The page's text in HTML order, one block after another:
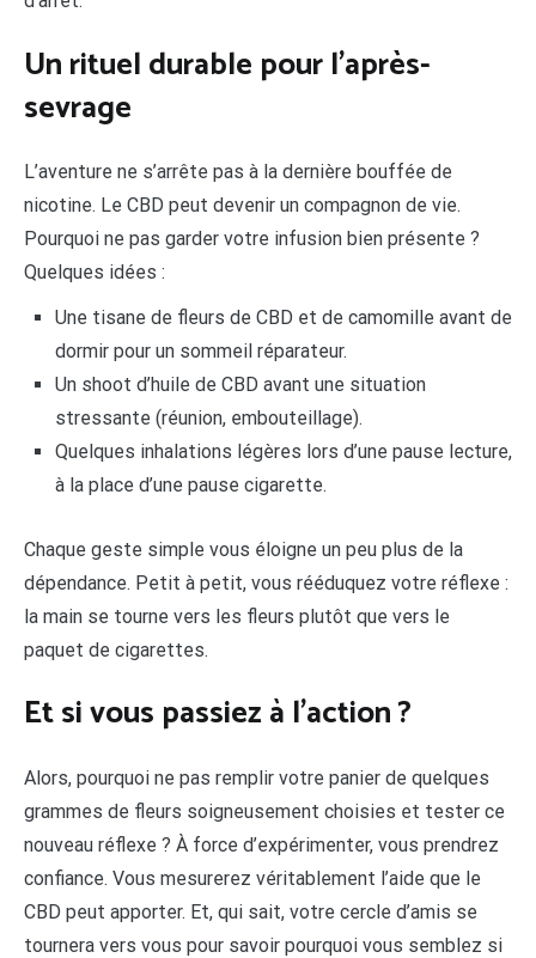
Un rituel durable pour l’après-
sevrage
L’aventure ne s’arrête pas à la dernière bouffée de
nicotine. Le CBD peut devenir un compagnon de vie.
Pourquoi ne pas garder votre infusion bien présente ?
Quelques idées :
Une tisane de fleurs de CBD et de camomille avant de
dormir pour un sommeil réparateur.
Un shoot d’huile de CBD avant une situation
stressante (réunion, embouteillage).
Quelques inhalations légères lors d’une pause lecture,
à la place d’une pause cigarette.
Chaque geste simple vous éloigne un peu plus de la
dépendance. Petit à petit, vous rééduquez votre réflexe :
la main se tourne vers les fleurs plutôt que vers le
paquet de cigarettes.
Et si vous passiez à l’action ?
Alors, pourquoi ne pas remplir votre panier de quelques
grammes de fleurs soigneusement choisies et tester ce
nouveau réflexe ? À force d’expérimenter, vous prendrez
confiance. Vous mesurerez véritablement l’aide que le
CBD peut apporter. Et, qui sait, votre cercle d’amis se
tournera vers vous pour savoir pourquoi vous semblez si